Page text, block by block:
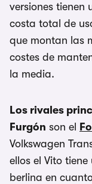
versiones tienen
costa total de
que montan las
costes de
la media.
Los rivales
Furgón son el
Volkswagen
ellos el Vito
berlina en